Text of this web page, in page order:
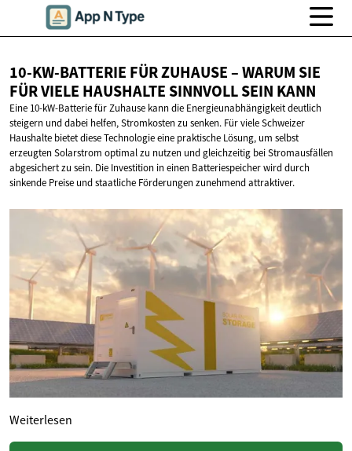
10-KW-BATTERIE FÜR ZUHAUSE – WARUM SIE
FÜR VIELE HAUSHALTE SINNVOLLSEIN KANN
Eine 10-kW-Batterie für Zuhause kann die Energieunabhängigkeit deutlich
steigern und dabei helfen, Stromkosten zu senken. Für viele Schweizer
Haushalte bietet diese Technologie eine praktische Lösung, um selbst
erzeugten Solarstrom optimal zu nutzen und gleichzeitig bei Stromausfällen
abgesichert zu sein. Die Investition in einen Batteriespeicher wird durch
sinkende Preise und staatliche Förderungen zunehmend attraktiver.
Weiterlesen